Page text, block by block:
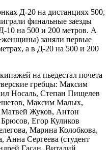
Д-20 на дистанциях 500,
финальные заезды
10 на 500 и 200 метров. А
заняли первые
а в Д-20 на 500 и 200
на пьедестал почета
гребцы: Максим
Носаль, Степан Пищелев
Максим Малых,
Матвей Жуков, Антон
Егор Куликов
Марина Колобкова,
Анна Сергеева (студент